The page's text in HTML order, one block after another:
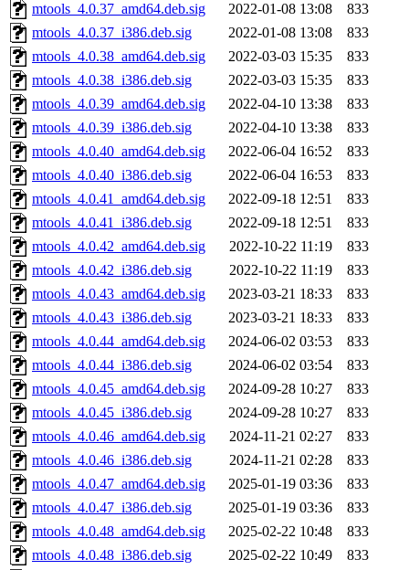
mtools_4.0.37_amd64.deb.sig
2022-01-08 13:08
833
mtools_4.0.37_i386.deb.sig
2022-01-08 13:08
833
mtools_4.0.38_amd64.deb.sig
2022-03-03 15:35
833
mtools_4.0.38_i386.deb.sig
2022-03-03 15:35
833
mtools_4.0.39_amd64.deb.sig
2022-04-10 13:38
833
mtools_4.0.39_i386.deb.sig
2022-04-10 13:38
833
mtools_4.0.40_amd64.deb.sig
2022-06-04 16:52
833
mtools_4.0.40_i386.deb.sig
2022-06-04 16:53
833
mtools_4.0.41_amd64.deb.sig
2022-09-18 12:51
833
mtools_4.0.41_i386.deb.sig
2022-09-18 12:51
833
mtools_4.0.42_amd64.deb.sig
2022-10-22 11:19
833
mtools_4.0.42_i386.deb.sig
2022-10-22 11:19
833
mtools_4.0.43_amd64.deb.sig
2023-03-21 18:33
833
mtools_4.0.43_i386.deb.sig
2023-03-21 18:33
833
mtools_4.0.44_amd64.deb.sig
2024-06-02 03:53
833
mtools_4.0.44_i386.deb.sig
2024-06-02 03:54
833
mtools_4.0.45_amd64.deb.sig
2024-09-28 10:27
833
mtools_4.0.45_i386.deb.sig
2024-09-28 10:27
833
mtools_4.0.46_amd64.deb.sig
2024-11-21 02:27
833
mtools_4.0.46_i386.deb.sig
2024-11-21 02:28
833
mtools_4.0.47_amd64.deb.sig
2025-01-19 03:36
833
mtools_4.0.47_i386.deb.sig
2025-01-19 03:36
833
mtools_4.0.48_amd64.deb.sig
2025-02-22 10:48
833
mtools_4.0.48_i386.deb.sig
2025-02-22 10:49
833